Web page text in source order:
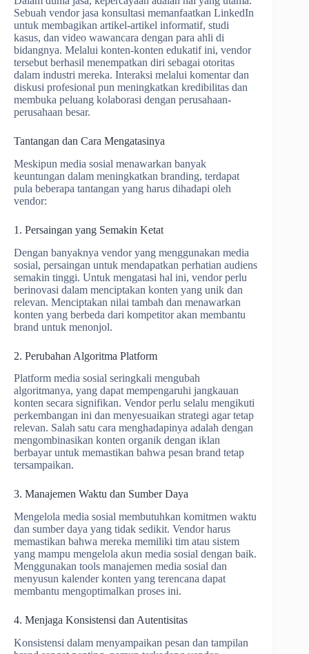
Sebuah vendor jasa konsultasi memanfaatkan LinkedIn
untuk membagikan artikel-artikel informatif, studi
kasus, dan video wawancara dengan para ahli di
bidangnya. Melalui konten-konten edukatif ini, vendor
tersebut berhasil menempatkan diri sebagai otoritas
dalam industri mereka. Interaksi melalui komentar dan
diskusi profesional pun meningkatkan kredibilitas dan
membuka peluang kolaborasi dengan perusahaan-
perusahaan besar.
Tantangan dan Cara Mengatasinya
Meskipun media sosial menawarkan banyak
keuntungan dalam meningkatkan branding, terdapat
pula beberapa tantangan yang harus dihadapi oleh
vendor:
1. Persaingan yang Semakin Ketat
Dengan banyaknya vendor yang menggunakan media
sosial, persaingan untuk mendapatkan perhatian audiens
semakin tinggi. Untuk mengatasi hal ini, vendor perlu
berinovasi dalam menciptakan konten yang unik dan
relevan. Menciptakan nilai tambah dan menawarkan
konten yang berbeda dari kompetitor akan membantu
brand untuk menonjol.
2. Perubahan Algoritma Platform
Platform media sosial seringkali mengubah
algoritmanya, yang dapat mempengaruhi jangkauan
konten secara signifikan. Vendor perlu selalu mengikuti
perkembangan ini dan menyesuaikan strategi agar tetap
relevan. Salah satu cara menghadapinya adalah dengan
mengombinasikan konten organik dengan iklan
berbayar untuk memastikan bahwa pesan brand tetap
tersampaikan.
3. Manajemen Waktu dan Sumber Daya
Mengelola media sosial membutuhkan komitmen waktu
dan sumber daya yang tidak sedikit. Vendor harus
memastikan bahwa mereka memiliki tim atau sistem
yang mampu mengelola akun media sosial dengan baik.
Menggunakan tools manajemen media sosial dan
menyusun kalender konten yang terencana dapat
membantu mengoptimalkan proses ini.
4. Menjaga Konsistensi dan Autentisitas
Konsistensi dalam menyampaikan pesan dan tampilan